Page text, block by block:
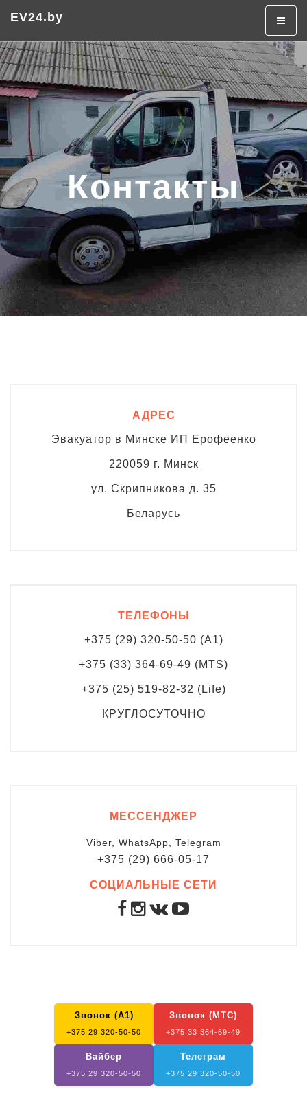
Эвакуатор в Минске
EV24.by
Контакты
АДРЕС
Эвакуатор в Минске ИП Ерофеенко
220059 г. Минск
ул. Скрипникова д. 35
Беларусь
ТЕЛЕФОНЫ
+375 (29) 320-50-50 (A1)
+375 (33) 364-69-49 (MTS)
+375 (25) 519-82-32 (Life)
КРУГЛОСУТОЧНО
МЕССЕНДЖЕР
Viber, WhatsApp, Telegram
+375 (29) 666-05-17
СОЦИАЛЬНЫЕ СЕТИ
Звонок (А1)
+375 29 320-50-50
Звонок (МТС)
+375 33 364-69-49
Вайбер
+375 29 320-50-50
Телеграм
+375 29 320-50-50